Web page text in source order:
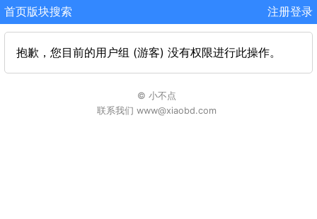
首页版块搜索 注册登录
抱歉，您目前的用户组 (游客) 没有权限进行此操作。
© 小不点
联系我们 www@xiaobd.com